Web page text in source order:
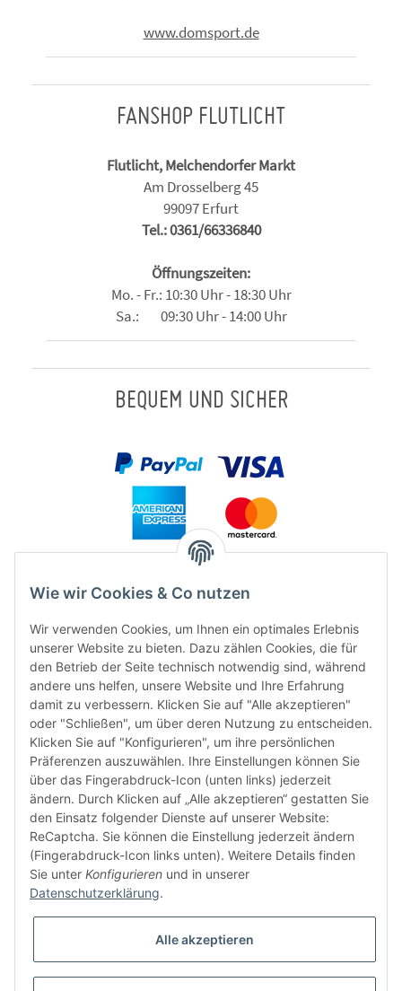
www.domsport.de
FANSHOP FLUTLICHT
Flutlicht, Melchendorfer Markt
Am Drosselberg 45
99097 Erfurt
Tel.: 0361/66336840
Öffnungszeiten:
Mo. - Fr.: 10:30 Uhr - 18:30 Uhr
Sa.: 09:30 Uhr - 14:00 Uhr
BEQUEM UND SICHER
FÜR EUCH UNTERWEGS
Vertrag widerrufen
Wie wir Cookies & Co nutzen
Wir verwenden Cookies, um Ihnen ein optimales Erlebnis
unserer Website zu bieten. Dazu zählen Cookies, die für
den Betrieb der Seite technisch notwendig sind, während
andere uns helfen, unsere Website und Ihre Erfahrung
damit zu verbessern. Klicken Sie auf "Alle akzeptieren"
oder "Schließen", um über deren Nutzung zu entscheiden.
Klicken Sie auf "Konfigurieren", um ihre persönlichen
Präferenzen auszuwählen. Ihre Einstellungen können Sie
über das Fingerabdruck-Icon (unten links) jederzeit
ändern. Durch Klicken auf „Alle akzeptieren“ gestatten Sie
den Einsatz folgender Dienste auf unserer Website:
ReCaptcha. Sie können die Einstellung jederzeit ändern
(Fingerabdruck-Icon links unten). Weitere Details finden
Sie unter Konfigurieren und in unserer
Datenschutzerklärung.
Alle akzeptieren